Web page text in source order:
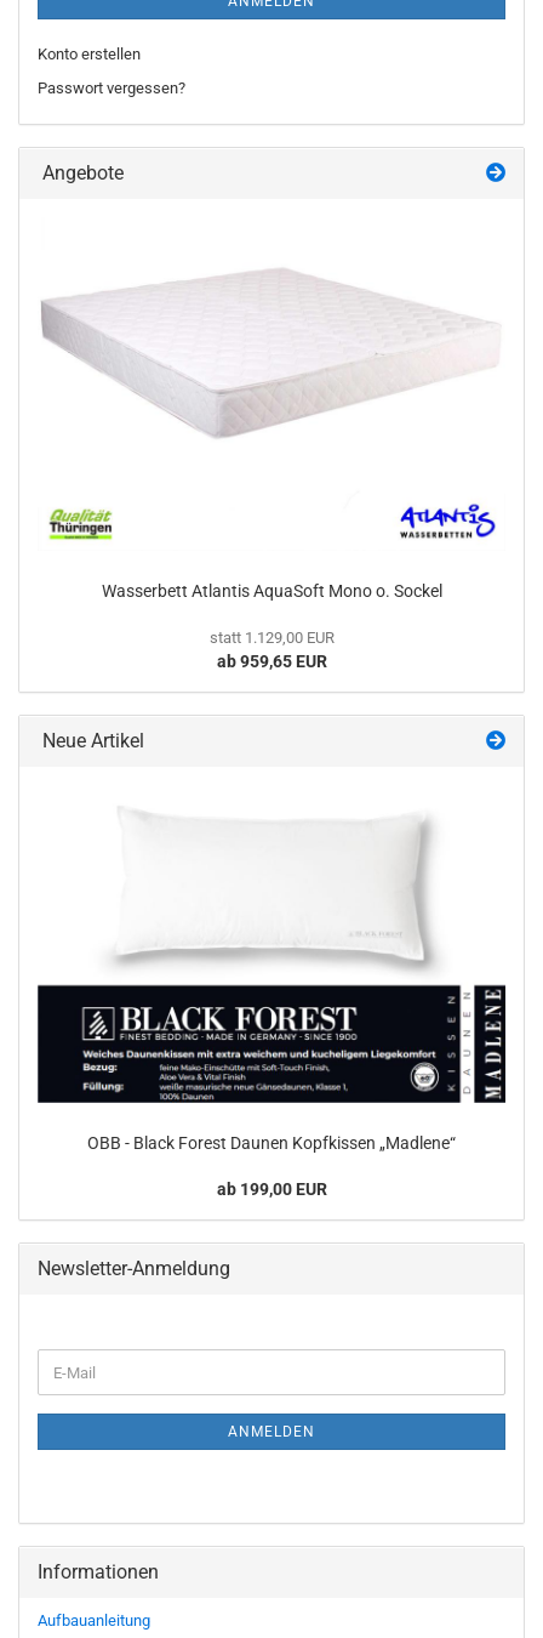
Konto erstellen
Passwort vergessen?
Angebote
Wasserbett Atlantis AquaSoft Mono o. Sockel
statt 1.129,00 EUR
ab 959,65 EUR
Neue Artikel
OBB - Black Forest Daunen Kopfkissen „Madlene“
ab 199,00 EUR
Newsletter-Anmeldung
ZUR
E-
Mail
ANMELDEN
Informationen
Aufbauanleitung